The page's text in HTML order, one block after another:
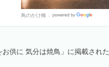
鳥のかけ橋
Places
供に 気分は焼鳥」に掲載された